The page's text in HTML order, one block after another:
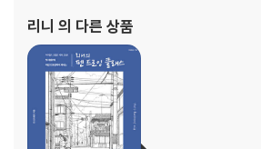
Rini’s Advice 제스처를 사용한 갤러리 관리
새 캔버스 만들기
작업 화면 인터페이스 살펴보기
Rini’s Advice 인터페이스 사용자화하기
제스처 기능 익히기
Rini’s Advice 알아 두면 좋은 제스처 관련 기능
그림을 통해 우리가 일상 속에서 무심코 지나치
리니 의 다른 상품